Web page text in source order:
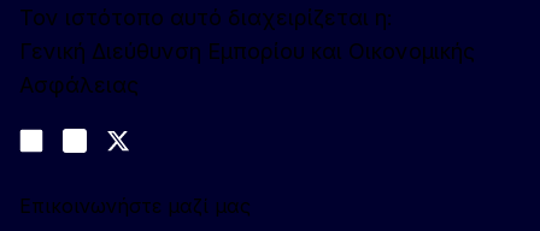
Τον ιστότοπο αυτό διαχειρίζεται η:
Γενική Διεύθυνση Εμπορίου και Οικονομικής
Ασφάλειας
Join us on LinkedIn
Trade-Off podcast
Επικοινωνήστε μαζί μας